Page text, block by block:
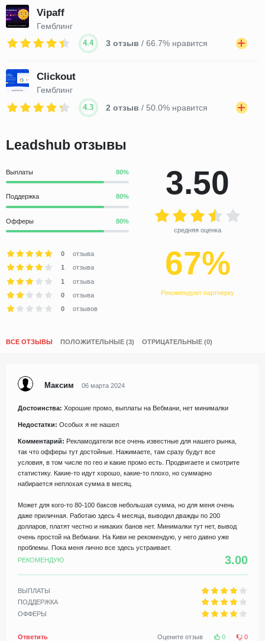
Vipaff
Гемблинг
4.4 3 отзыв / 66.7% нравится
Clickout
Гемблинг
4.3 2 отзыв / 50.0% нравится
Leadshub отзывы
Выплаты
Поддержка
Офферы
3.50
средняя оценка
0
отзыва
1
отзыва
1
отзыва
0
отзыва
0
отзывов
67%
Рекомендуют партнерку
ВСЕ ОТЗЫВЫ ПОЛОЖИТЕЛЬНЫЕ (3) ОТРИЦАТЕЛЬНЫЕ (0)
Максим 06 марта 2024
Достоинства: Хорошие промо, выплаты на Вебмани, нет минималки
Недостатки: Особых я не нашел
Комментарий: Рекламодатели все очень известные для нашего рынка,
так что офферы тут достойные. Нажимаете, там сразу будут все
условия, в том числе по гео и какие промо есть. Продвигаете и смотрите
статистику. Какие-то идут хорошо, какие-то плохо, но суммарно
набирается неплохая сумма в месяц.
Может для кого-то 80-100 баксов небольшая сумма, но для меня очень
даже приличная. Работаю здесь 4 месяца, выводил дважды по 200
долларов, платят честно и никаких банов нет. Минималки тут нет, вывод
очень простой на Вебмани. На Киви не рекомендую, у него давно уже
проблемы. Пока меня лично все здесь устраивает.
РЕКОМЕНДУЮ
3.00
ВЫПЛАТЫ
ПОДДЕРЖКА
ОФФЕРЫ
Ответить Оцените отзыв 0 0